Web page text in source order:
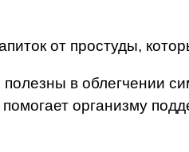
от простуды,
в облегчении
организму